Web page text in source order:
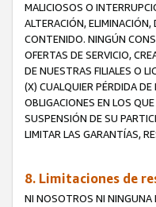
MALICIOSOS O
ALTERACIÓN,
CONTENIDO. NINGÚN
OFERTAS DE SERVICIO,
DE NUESTRAS FILIALES O
(X) CUALQUIER PÉRDIDA
OBLIGACIONES EN LOS
SUSPENSIÓN DE SU
LIMITAR LAS GARANTÍAS,
8. Limitaciones de
NI NOSOTROS NI NINGUNA